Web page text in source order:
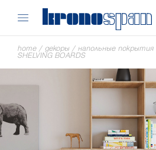
home / декоры / напольные
SHELVING BOARDS